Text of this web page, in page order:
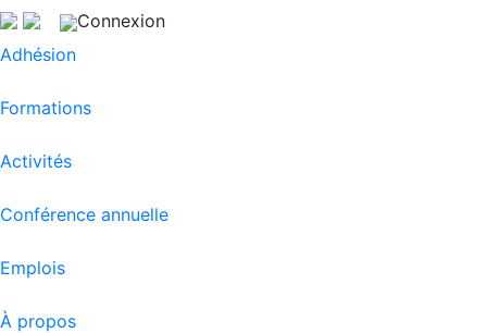
Connexion
Adhésion
Formations
Activités
Conférence annuelle
Emplois
À propos